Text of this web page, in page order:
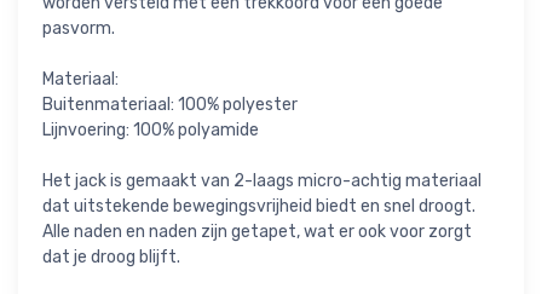
pasvorm.
Materiaal:
Buitenmateriaal: 100% polyester
Lijnvoering: 100% polyamide
Het jack is gemaakt van 2-laags micro-achtig materiaal
dat uitstekende bewegingsvrijheid biedt en snel droogt.
Alle naden en naden zijn getapet, wat er ook voor zorgt
dat je droog blijft.